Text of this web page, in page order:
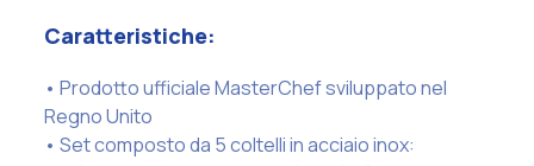
Caratteristiche:
• Prodotto ufficiale MasterChef sviluppato nel
Regno Unito
• Set composto da 5 coltelli in acciaio inox: